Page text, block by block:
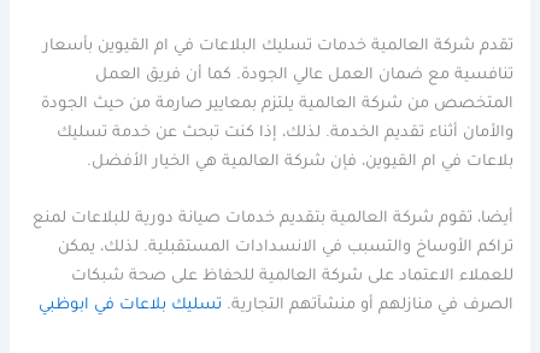
تقدم شركة العالمية خدمات تسليك البلاعات في ام القيوين بأسعار
تنافسية مع ضمان العمل عالي الجودة. كما أن فريق العمل
المتخصص من شركة العالمية يلتزم بمعايير صارمة من حيث الجودة
والأمان أثناء تقديم الخدمة. لذلك، إذا كنت تبحث عن خدمة تسليك
بلاعات في ام القيوين، فإن شركة العالمية هي الخيار الأفضل.
أيضا، تقوم شركة العالمية بتقديم خدمات صيانة دورية للبلاعات لمنع
تراكم الأوساخ والتسبب في الانسدادات المستقبلية. لذلك، يمكن
للعملاء الاعتماد على شركة العالمية للحفاظ على صحة شبكات
الصرف في منازلهم أو منشآتهم التجارية. تسليك بلاعات في ابوظبي